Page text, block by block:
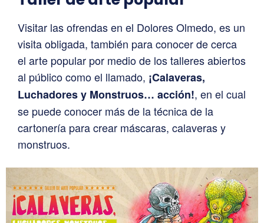
Visitar las ofrendas en el Dolores Olmedo, es un
visita obligada, también para conocer de cerca
el arte popular por medio de los talleres abiertos
al público como el llamado, ¡Calaveras,
Luchadores y Monstruos… acción!, en el cual
se puede conocer más de la técnica de la
cartonería para crear máscaras, calaveras y
monstruos.